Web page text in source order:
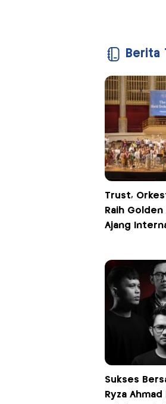
Berita
Trust,
Raih
Ajang
Sukses
Ryza Ahmad